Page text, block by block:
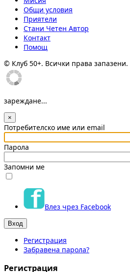
Общи условия
Приятели
Стани Четен Автор
Контакт
Помощ
© Клуб 50+. Всички права запазени.
зареждане...
×
Потребителско име или email
Парола
Запомни ме
Влез чрез Facebook
Регистрация
Забравена парола?
Регистрация